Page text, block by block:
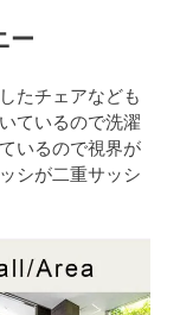
ー
たチェアなども
ているので洗濯
いるので視界が
シが二重サッシ